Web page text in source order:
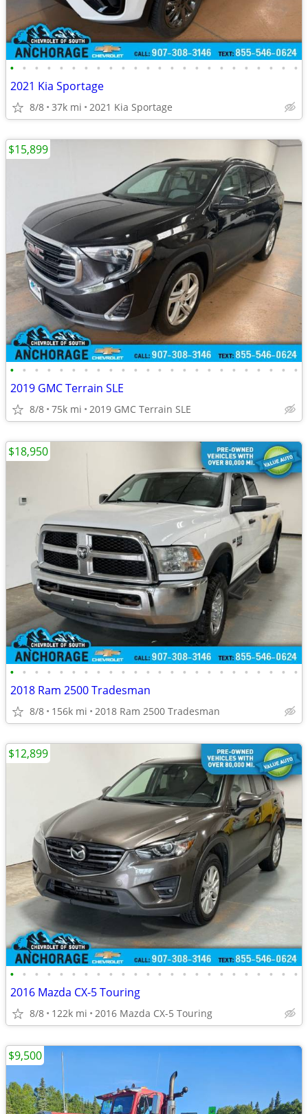
• • • • • • • • • • • • • • • • • • • • • • • •
2021 Kia Sportage
8/8 37k mi 2021 Kia Sportage
• • • • • • • • • • • • • • • • • • • • • • • •
2019 GMC Terrain SLE
8/8 75k mi 2019 GMC Terrain SLE
$15,899
• • • • • • • • • • • • • • • • • • • • • • • •
2018 Ram 2500 Tradesman
8/8 156k mi 2018 Ram 2500 Tradesman
$18,950
• • • • • • • • • • • • • • • • • • • • • • • •
2016 Mazda CX-5 Touring
8/8 122k mi 2016 Mazda CX-5 Touring
$12,899
$9,500